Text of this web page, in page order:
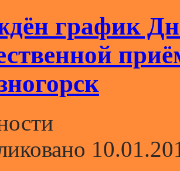
график